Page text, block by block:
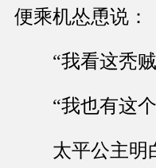
便乘机怂恿说：
“我看这秃贼
“我也有这个
太平公主明